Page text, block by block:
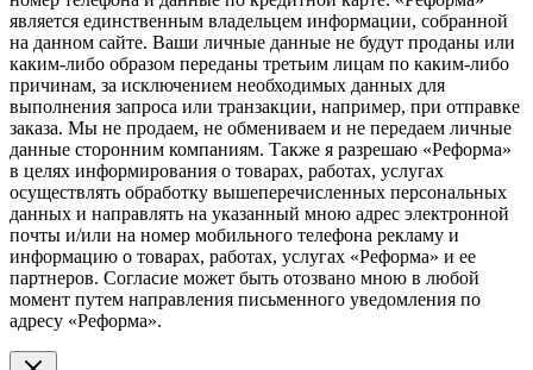
является единственным владельцем информации, собранной
на данном сайте. Ваши личные данные не будут проданы или
каким-либо образом переданы третьим лицам по каким-либо
причинам, за исключением необходимых данных для
выполнения запроса или транзакции, например, при отправке
заказа. Мы не продаем, не обмениваем и не передаем личные
данные сторонним компаниям. Также я разрешаю «Реформа»
в целях информирования о товарах, работах, услугах
осуществлять обработку вышеперечисленных персональных
данных и направлять на указанный мною адрес электронной
почты и/или на номер мобильного телефона рекламу и
информацию о товарах, работах, услугах «Реформа» и ее
партнеров. Согласие может быть отозвано мною в любой
момент путем направления письменного уведомления по
адресу «Реформа».